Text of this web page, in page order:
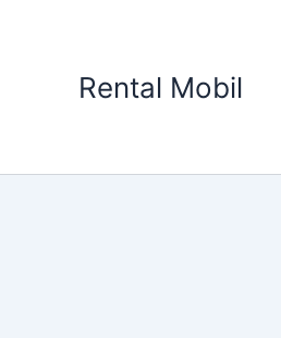
Rental Mobil